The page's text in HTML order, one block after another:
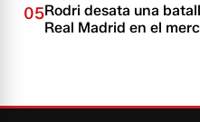
05Rodri desata una
Real Madrid en el